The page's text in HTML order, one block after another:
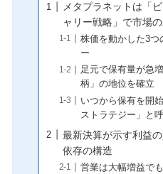
メタプラネットは「
ャリー戦略」で市場
株価を動かした3つ
ー
足元で保有量が急
柄」の地位を確立
いつから保有を開
ストラテジー」と
最新決算が示す利益
依存の構造
営業は大幅増益で